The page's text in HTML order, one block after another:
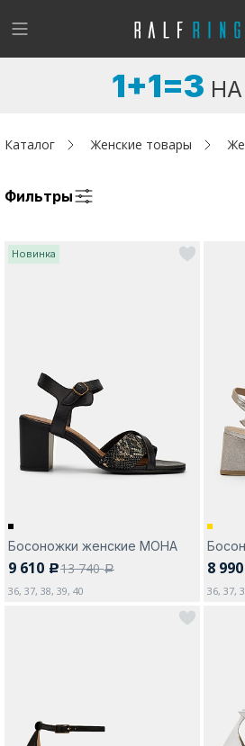
!
Женщинам
Адреса магазинов
Да, все верно Изменить
Возникли вопросы? - club@ralf.ru
1+1=3
Каталог Женские товары
Фильтры
Новинка
Босоножки женские МОНА
9 610 c13 740a
36, 37, 38, 39, 40
8 990
36, 37,